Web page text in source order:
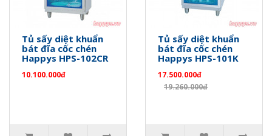
Tủ sấy diệt khuẩn
bát đĩa cốc chén
Happys HPS-102CR
10.100.000đ
Tủ sấy diệt khuẩn
bát đĩa cốc chén
Happys HPS-101K
17.500.000đ
19.260.000đ